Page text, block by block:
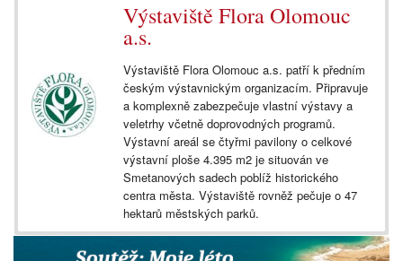
Výstaviště Flora Olomouc
a.s.
Výstaviště Flora Olomouc a.s. patří k předním
českým výstavnickým organizacím. Připravuje
a komplexně zabezpečuje vlastní výstavy a
veletrhy včetně doprovodných programů.
Výstavní areál se čtyřmi pavilony o celkové
výstavní ploše 4.395 m2 je situován ve
Smetanových sadech poblíž historického
centra města. Výstaviště rovněž pečuje o 47
hektarů městských parků.